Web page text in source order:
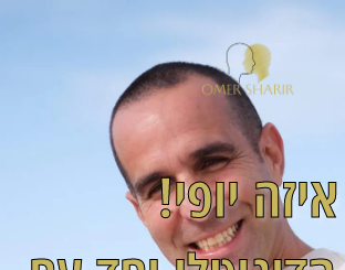
איזה יופי!